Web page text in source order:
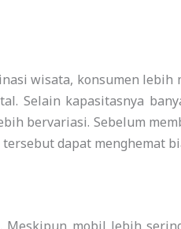
wisata, konsumen lebih
Selain kapasitasnya
bervariasi. Sebelum
dapat menghemat